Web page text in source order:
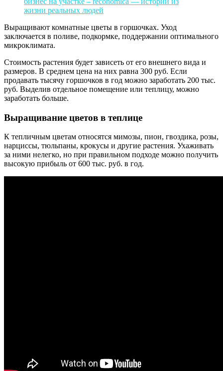
Выращивают комнатные цветы в горшочках. Уход
заключается в поливе, подкормке, поддержании оптимального
микроклимата.
Стоимость растения будет зависеть от его внешнего вида и
размеров. В среднем цена на них равна 300 руб. Если
продавать тысячу горшочков в год можно заработать 200 тыс.
руб. Выделив отдельное помещение или теплицу, можно
заработать больше.
Выращивание цветов в теплице
К тепличным цветам относятся мимозы, пион, гвоздика, розы,
нарциссы, тюльпаны, крокусы и другие растения. Ухаживать
за ними нелегко, но при правильном подходе можно получить
высокую прибыль от 600 тыс. руб. в год.